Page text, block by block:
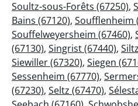
Soultz-sous-Forêts (67250),
Bains (67120), Soufflenheim
Souffelweyersheim (67460),
(67130), Singrist (67440),
Siewiller (67320), Siegen
Sessenheim (67770),
(67230), Seltz (67470),